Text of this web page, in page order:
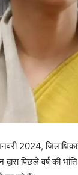
2024,
पिछले वर्ष की